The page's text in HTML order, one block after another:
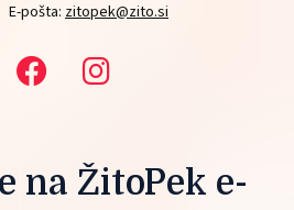
E-pošta: zitopek@zito.si
na ŽitoPek e-